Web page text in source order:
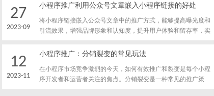
27
2023-09
小程序推广利用公众号文章嵌入小程序链接的好处
将小程序链接嵌入公众号文章中的推广方式，能够提高曝光度和
引流效果，增强品牌形象和认知度，提升用户体验和留存率，实
渠道推广。这种推广方式将公众号和小程序联系起来，为品牌推
12
2023-11
小程序推广：分销裂变的常见玩法
在小程序市场竞争激烈的今天，如何有效推广和裂变是每个小程
序开发者和运营者关注的焦点。分销裂变是一种常见的推广策